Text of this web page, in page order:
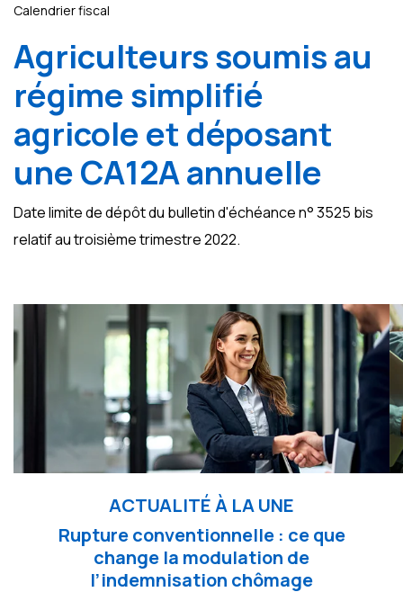
Calendrier fiscal
Agriculteurs soumis au
régime simplifié
agricole et déposant
une CA12A annuelle
Date limite de dépôt du bulletin d'échéance n° 3525 bis
relatif au troisième trimestre 2022.
ACTUALITÉ À LA UNE
Rupture conventionnelle : ce que
change la modulation de
l’indemnisation chômage